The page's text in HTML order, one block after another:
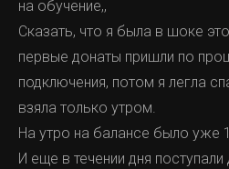
на обучение,,
Сказать, что я была в шоке
первые донаты пришли по
подключения, потом я легла
взяла только утром.
На утро на балансе было уже
И еще в течении дня поступали